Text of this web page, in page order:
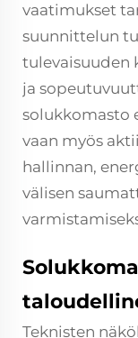
vaatimukset
suunnittelun
tulevaisuuden
ja
solukkomasto
vaan myös
hallinnan,
välisen
Teknisten